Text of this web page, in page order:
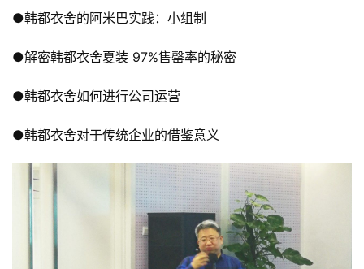
●韩都衣舍的阿米巴实践：小组制
●解密韩都衣舍夏装 97%售罄率的秘密
●韩都衣舍如何进行公司运营
●韩都衣舍对于传统企业的借鉴意义